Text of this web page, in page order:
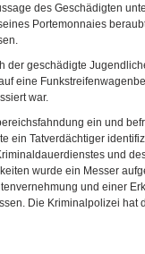
des Geschädigten
Portemonnaies
der geschädigte
eine
war.
ein und
ein Tatverdächtiger
und
wurde ein Messer
und einer
Die Kriminalpolizei hat